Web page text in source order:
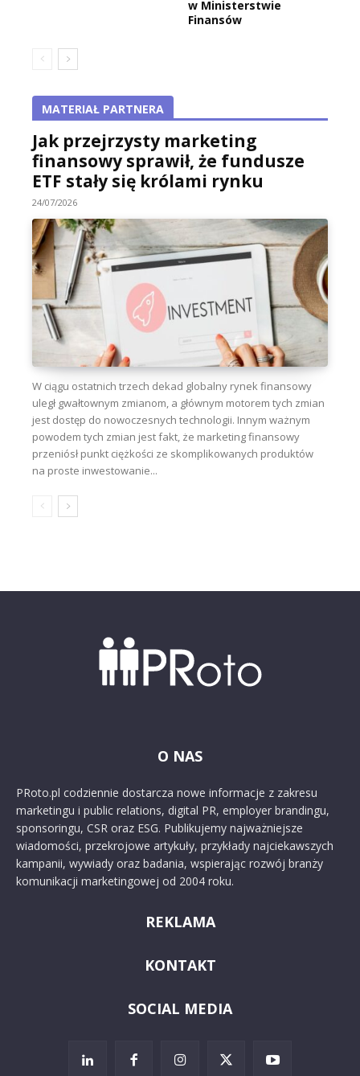
w Ministerstwie
Finansów
MATERIAŁ PARTNERA
Jak przejrzysty marketing
finansowy sprawił, że fundusze
ETF stały się królami rynku
24/07/2026
W ciągu ostatnich trzech dekad globalny rynek finansowy
uległ gwałtownym zmianom, a głównym motorem tych zmian
jest dostęp do nowoczesnych technologii. Innym ważnym
powodem tych zmian jest fakt, że marketing finansowy
przeniósł punkt ciężkości ze skomplikowanych produktów
na proste inwestowanie...
O NAS
PRoto.pl codziennie dostarcza nowe informacje z zakresu
marketingu i public relations, digital PR, employer brandingu,
sponsoringu, CSR oraz ESG. Publikujemy najważniejsze
wiadomości, przekrojowe artykuły, przykłady najciekawszych
kampanii, wywiady oraz badania, wspierając rozwój branży
komunikacji marketingowej od 2004 roku.
REKLAMA
KONTAKT
SOCIAL MEDIA